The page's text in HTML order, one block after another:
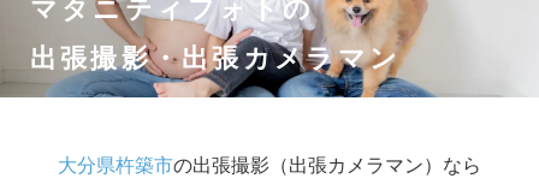
マタニティフォトの
出張撮影・出張カメラマン
大分県杵築市の出張撮影（出張カメラマン）なら